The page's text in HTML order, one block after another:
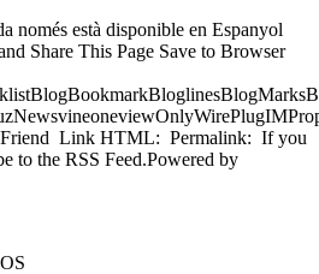
només està disponible en Espanyol
Share This Page Save to Browser
Friend Link HTML: Permalink: If you
to the RSS Feed.Powered by